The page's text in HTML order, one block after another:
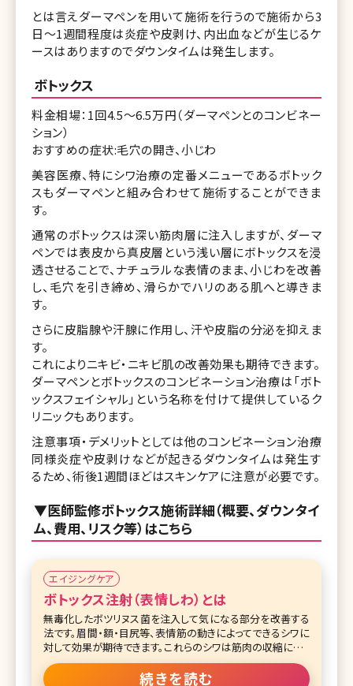
とは言えダーマペンを用いて施術を行うので施術から3
日〜1週間程度は炎症や皮剥け、内出血などが生じるケ
ースはありますのでダウンタイムは発生します。
ボトックス
料金相場：1回4.5〜6.5万円（ダーマペンとのコンビネー
ション）
おすすめの症状:毛穴の開き、小じわ
美容医療、特にシワ治療の定番メニューであるボトック
スもダーマペンと組み合わせて施術することができま
す。
通常のボトックスは深い筋肉層に注入しますが、ダーマ
ペンでは表皮から真皮層という浅い層にボトックスを浸
透させることで、ナチュラルな表情のまま、小じわを改善
し、毛穴を引き締め、滑らかでハリのある肌へと導きま
す。
さらに皮脂腺や汗腺に作用し、汗や皮脂の分泌を抑えま
す。
これによりニキビ・ニキビ肌の改善効果も期待できます。
ダーマペンとボトックスのコンビネーション治療は「ボト
ックスフェイシャル」という名称を付けて提供しているク
リニックもあります。
注意事項・デメリットとしては他のコンビネーション治療
同様炎症や皮剥けなどが起きるダウンタイムは発生す
るため、術後1週間ほどはスキンケアに注意が必要です。
▼医師監修ボトックス施術詳細（概要、ダウンタイ
ム、費用、リスク等）はこちら
エイジングケア
ボトックス注射（表情しわ）とは
無毒化したボツリヌス菌を注入して気になる部分を改善する
法です。眉間・額・目尻等、表情筋の動きによってできるシワに
対して効果が期待できます。これらのシワは筋肉の収縮によっ
ておこります。ボツリヌス菌の筋肉の動きを抑制する作用を利
用してシワができるのを防ぐ施術です。
続きを読む